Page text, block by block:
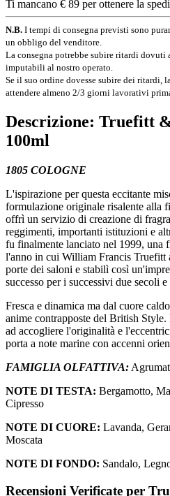
Ti mancano € 89 per ottenere la
N.B. I tempi di consegna previsti sono
un obbligo del venditore.
La consegna potrebbe subire ritardi dovuti
imputabili al nostro operato.
Se il suo ordine dovesse subire dei ritardi,
attendere almeno 2/3 giorni lavorativi
Descrizione: Truefitt
100ml
1805 COLOGNE
L'ispirazione per questa eccitante
formulazione originale risalente alla
offrì un servizio di creazione di
reggimenti, importanti istituzioni e
fu finalmente lanciato nel 1999, una
l'anno in cui William Francis Truefitt
porte dei saloni e stabilì così
successo per i successivi due secoli e
Fresca e dinamica ma dal cuore
anime contrapposte del British
ad accogliere l'originalità e
porta a note marine con accenni
FAMIGLIA OLFATTIVA:
NOTE DI TESTA: Bergamotto,
Cipresso
NOTE DI CUORE: Lavanda,
Moscata
NOTE DI FONDO: Sandalo,
Recensioni Verificate per